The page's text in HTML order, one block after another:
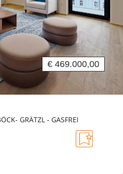
€ 469.000,00
GRÄTZL - GASFREI